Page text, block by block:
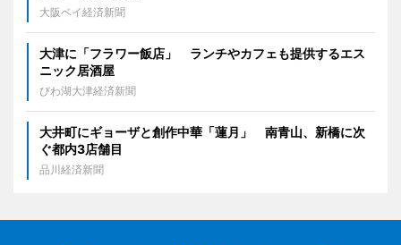
大阪ベイ経済新聞
大津に「フラワー飯店」 ランチやカフェも提供するエス
ニック居酒屋
びわ湖大津経済新聞
大井町にギョーザと創作中華「蓮月」 南青山、新橋に次
ぐ都内3店舗目
品川経済新聞